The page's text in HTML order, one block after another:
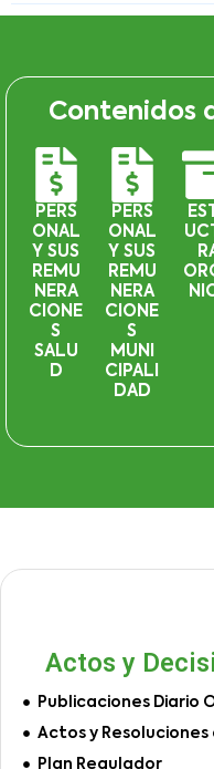
Contenidos
PERS
ONAL
Y SUS
REMU
NERA
CIONE
S
SALU
D
PERS
ONAL
Y SUS
REMU
NERA
CIONE
S
MUNI
CIPALI
DAD
Actos y
Publicaciones Diario
Actos y
Plan Regulador